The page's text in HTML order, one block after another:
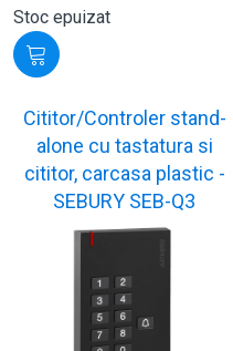
Stoc epuizat
Cititor/Controler stand-
alone cu tastatura si
cititor, carcasa plastic -
SEBURY SEB-Q3